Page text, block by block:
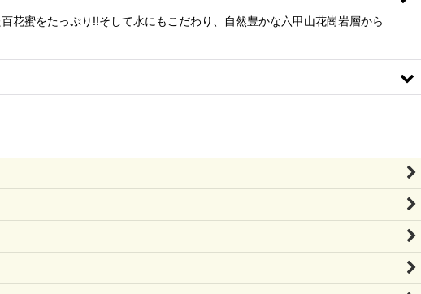
花蜜をたっぷり!!そして水にもこだわり、自然豊かな六甲山花崗岩層から